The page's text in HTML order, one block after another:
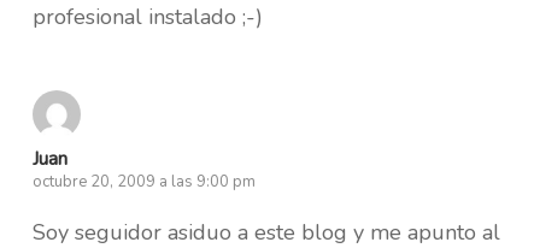
profesional instalado ;-)
Juan
octubre 20, 2009 a las 9:00 pm
Soy seguidor asiduo a este blog y me apunto al